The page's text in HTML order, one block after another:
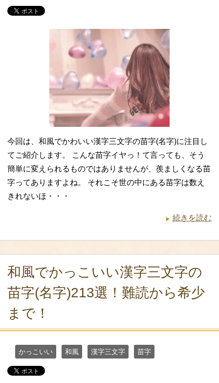
今回は、和風でかわいい漢字三文字の苗字(名字)に注目し
てご紹介します。 こんな苗字イヤっ！て言っても、そう
簡単に変えられるものではありませんが、羨ましくなる苗
字ってありますよね。 それこそ世の中にある苗字は数え
きれないほ・・・
続きを読む
和風でかっこいい漢字三文字の
苗字(名字)213選！難読から希少
まで！
かっこいい 和風 漢字三文字 苗字